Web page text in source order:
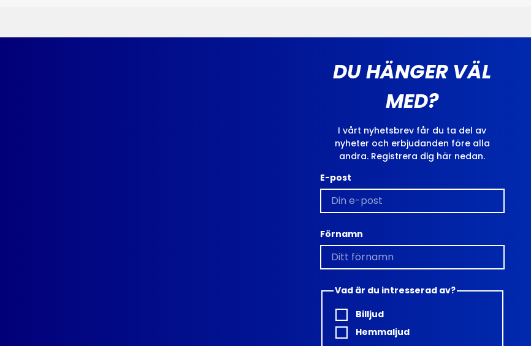
DU HÄNGER VÄL
MED?
I vårt nyhetsbrev får du ta del av
nyheter och erbjudanden före alla
andra. Registrera dig här nedan.
E-post
Förnamn
Vad är du intresserad av?
Billjud
Hemmaljud